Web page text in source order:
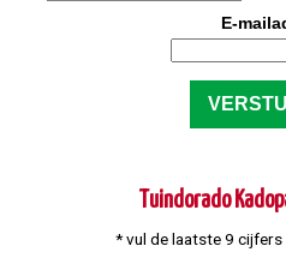
E-
Tuindorado
* vul de laatste 9